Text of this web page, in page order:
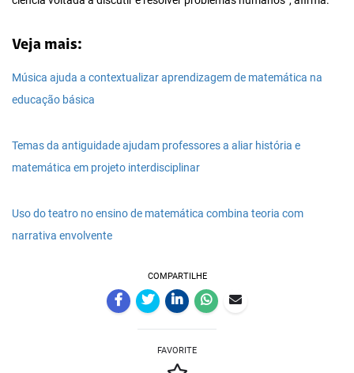
Veja mais:
Música ajuda a contextualizar aprendizagem de matemática na
educação básica
Temas da antiguidade ajudam professores a aliar história e
matemática em projeto interdisciplinar
Uso do teatro no ensino de matemática combina teoria com
narrativa envolvente
COMPARTILHE
FAVORITE